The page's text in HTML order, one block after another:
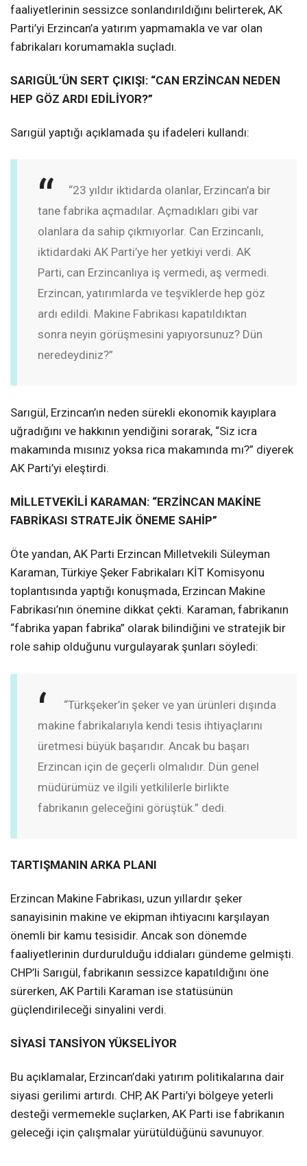
faaliyetlerinin sessizce sonlandırıldığını belirterek, AK
Parti’yi Erzincan’a yatırım yapmamakla ve var olan
fabrikaları korumamakla suçladı.
SARIGÜL’ÜN SERT ÇIKIŞI: “CAN ERZİNCAN NEDEN
HEP GÖZ ARDI EDİLİYOR?”
Sarıgül yaptığı açıklamada şu ifadeleri kullandı:
“23 yıldır iktidarda olanlar, Erzincan’a bir
tane fabrika açmadılar. Açmadıkları gibi var
olanlara da sahip çıkmıyorlar. Can Erzincanlı,
iktidardaki AK Parti’ye her yetkiyi verdi. AK
Parti, can Erzincanlıya iş vermedi, aş vermedi.
Erzincan, yatırımlarda ve teşviklerde hep göz
ardı edildi. Makine Fabrikası kapatıldıktan
sonra neyin görüşmesini yapıyorsunuz? Dün
neredeydiniz?”
Sarıgül, Erzincan’ın neden sürekli ekonomik kayıplara
uğradığını ve hakkının yendiğini sorarak, “Siz icra
makamında mısınız yoksa rica makamında mı?” diyerek
AK Parti’yi eleştirdi.
MİLLETVEKİLİ KARAMAN: “ERZİNCAN MAKİNE
FABRİKASI STRATEJİK ÖNEME SAHİP”
Öte yandan, AK Parti Erzincan Milletvekili Süleyman
Karaman, Türkiye Şeker Fabrikaları KİT Komisyonu
toplantısında yaptığı konuşmada, Erzincan Makine
Fabrikası’nın önemine dikkat çekti. Karaman, fabrikanın
“fabrika yapan fabrika” olarak bilindiğini ve stratejik bir
role sahip olduğunu vurgulayarak şunları söyledi:
“Türkşeker’in şeker ve yan ürünleri dışında
makine fabrikalarıyla kendi tesis ihtiyaçlarını
üretmesi büyük başarıdır. Ancak bu başarı
Erzincan için de geçerli olmalıdır. Dün genel
müdürümüz ve ilgili yetkililerle birlikte
fabrikanın geleceğini görüştük.” dedi.
TARTIŞMANIN ARKA PLANI
Erzincan Makine Fabrikası, uzun yıllardır şeker
sanayisinin makine ve ekipman ihtiyacını karşılayan
önemli bir kamu tesisidir. Ancak son dönemde
faaliyetlerinin durdurulduğu iddiaları gündeme gelmişti.
CHP’li Sarıgül, fabrikanın sessizce kapatıldığını öne
sürerken, AK Partili Karaman ise statüsünün
güçlendirileceği sinyalini verdi.
SİYASİ TANSİYON YÜKSELİYOR
Bu açıklamalar, Erzincan’daki yatırım politikalarına dair
siyasi gerilimi artırdı. CHP, AK Parti’yi bölgeye yeterli
desteği vermemekle suçlarken, AK Parti ise fabrikanın
geleceği için çalışmalar yürütüldüğünü savunuyor.